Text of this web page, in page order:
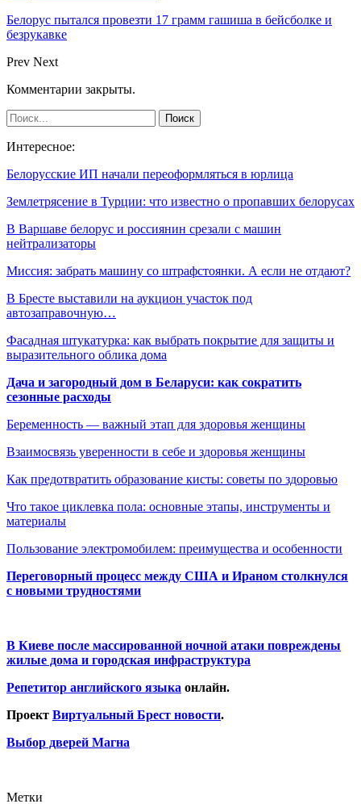
Белорус пытался провезти 17 грамм гашиша в бейсболке и
безрукавке
Prev Next
Комментарии закрыты.
Интересное:
Белорусские ИП начали переоформляться в юрлица
Землетрясение в Турции: что известно о пропавших белорусах
В Варшаве белорус и россиянин срезали с машин
нейтрализаторы
Миссия: забрать машину со штрафстоянки. А если не отдают?
В Бресте выставили на аукцион участок под
автозаправочную…
Фасадная штукатурка: как выбрать покрытие для защиты и
выразительного облика дома
Дача и загородный дом в Беларуси: как сократить
сезонные расходы
Беременность — важный этап для здоровья женщины
Взаимосвязь уверенности в себе и здоровья женщины
Как предотвратить образование кисты: советы по здоровью
Что такое циклевка пола: основные этапы, инструменты и
материалы
Пользование электромобилем: преимущества и особенности
Переговорный процесс между США и Ираном столкнулся
с новыми трудностями
В Киеве после массированной ночной атаки повреждены
жилые дома и городская инфраструктура
Репетитор английского языка онлайн.
Проект Виртуальный Брест новости.
Выбор дверей Магна
Метки